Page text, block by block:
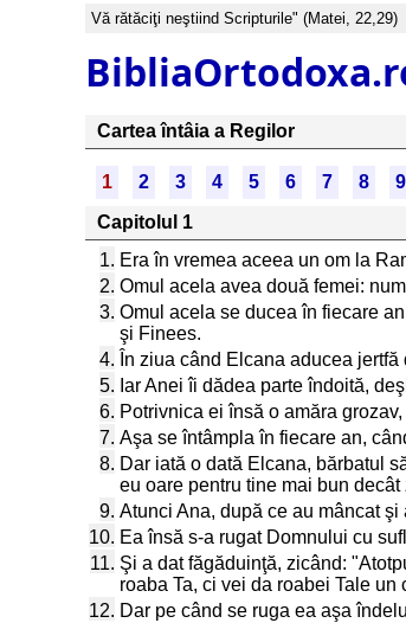
Vă rătăciţi neştiind Scripturile" (Matei, 22,29)
Cartea întâia a Regilor
1 2 3 4 5 6 7 8 9
Capitolul 1
1. Era în vremea aceea un om la
2. Omul acela avea două femei:
3. Omul acela se ducea în fiecare
şi Finees.
4. În ziua când Elcana aducea
5. Iar Anei îi dădea parte îndoită,
6. Potrivnica ei însă o amăra
7. Aşa se întâmpla în fiecare an,
8. Dar iată o dată Elcana, bărbatul
eu oare pentru tine mai bun
9. Atunci Ana, după ce au mâncat
10. Ea însă s-a rugat Domnului cu
11. Şi a dat făgăduinţă, zicând:
roaba Ta, ci vei da roabei Tale
12. Dar pe când se ruga ea aşa